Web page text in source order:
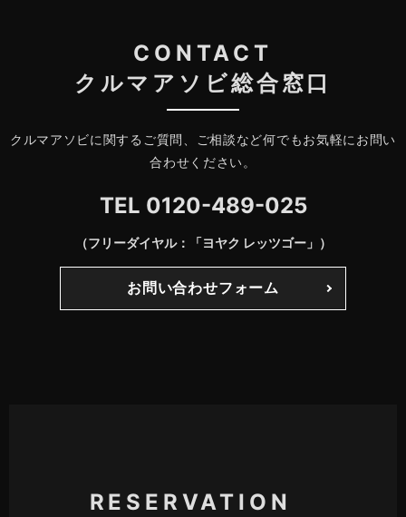
CONTACT
クルマアソビ総合窓口
クルマアソビに関するご質問、ご相談など何でもお気軽にお問い
合わせください。
TEL 0120-489-025
（フリーダイヤル：「ヨヤク レッツゴー」）
お問い合わせフォーム
RESERVATION